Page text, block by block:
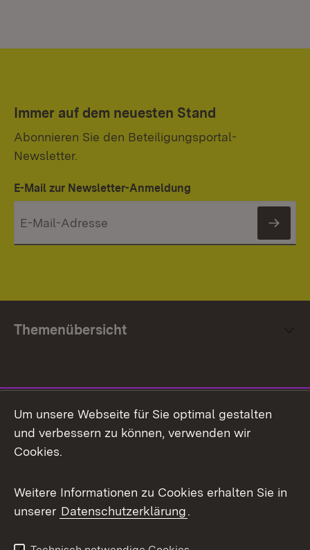
Immer auf dem neuesten Stand
Abonnieren Sie den Beteiligungsportal-
Newsletter.
E-Mail zur Newsletter-Anmeldung
Themenübersicht
Facebook
X / Twitter
Youtube
Um unsere Webseite für Sie optimal gestalten
und verbessern zu können, verwenden wir
Cookies.
Weitere Informationen zu Cookies erhalten Sie in
unserer Datenschutzerklärung.